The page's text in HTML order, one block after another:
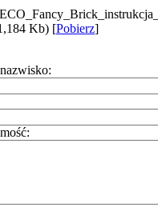
Kb) [Pobierz]